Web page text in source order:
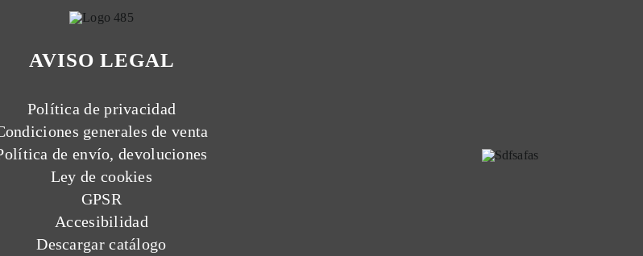
AVISO LEGAL
Política de privacidad
generales de venta
de envío, devoluciones
Ley de cookies
GPSR
Accesibilidad
Descargar catálogo